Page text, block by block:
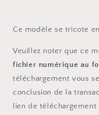
Ce modèle se tricote
Veuillez noter que ce
fichier numérique au
téléchargement vous
conclusion de la
lien de